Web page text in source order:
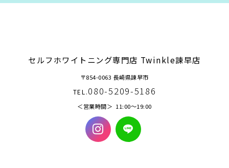
セルフホワイトニング専門店 Twinkle諫早店
〒854-0063 長崎県諫早市
TEL.080-5209-5186
営業時間 11:00〜19:00